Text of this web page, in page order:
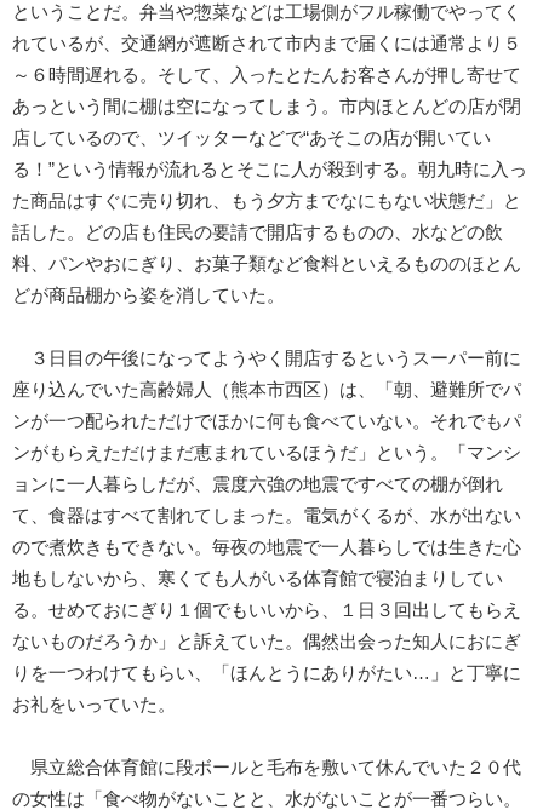
ということだ。弁当や惣菜などは工場側がフル稼働でやってく
れているが、交通網が遮断されて市内まで届くには通常より５
～６時間遅れる。そして、入ったとたんお客さんが押し寄せて
あっという間に棚は空になってしまう。市内ほとんどの店が閉
店しているので、ツイッターなどで“あそこの店が開いてい
る！”という情報が流れるとそこに人が殺到する。朝九時に入っ
た商品はすぐに売り切れ、もう夕方までなにもない状態だ」と
話した。どの店も住民の要請で開店するものの、水などの飲
料、パンやおにぎり、お菓子類など食料といえるもののほとん
どが商品棚から姿を消していた。
３日目の午後になってようやく開店するというスーパー前に
座り込んでいた高齢婦人（熊本市西区）は、「朝、避難所でパ
ンが一つ配られただけでほかに何も食べていない。それでもパ
ンがもらえただけまだ恵まれているほうだ」という。「マンシ
ョンに一人暮らしだが、震度六強の地震ですべての棚が倒れ
て、食器はすべて割れてしまった。電気がくるが、水が出ない
ので煮炊きもできない。毎夜の地震で一人暮らしでは生きた心
地もしないから、寒くても人がいる体育館で寝泊まりしてい
る。せめておにぎり１個でもいいから、１日３回出してもらえ
ないものだろうか」と訴えていた。偶然出会った知人におにぎ
りを一つわけてもらい、「ほんとうにありがたい…」と丁寧に
お礼をいっていた。
県立総合体育館に段ボールと毛布を敷いて休んでいた２０代
の女性は「食べ物がないことと、水がないことが一番つらい。